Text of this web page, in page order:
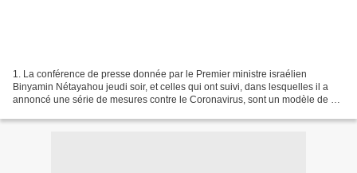
1. La conférence de presse donnée par le Premier ministre israélien
Binyamin Nétayahou jeudi soir, et celles qui ont suivi, dans lesquelles il a
annoncé une série de mesures contre le Coronavirus, sont un modèle de ce